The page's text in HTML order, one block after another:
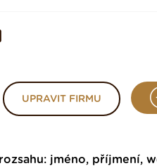
UPRAVIT FIRMU
jméno, příjmení,